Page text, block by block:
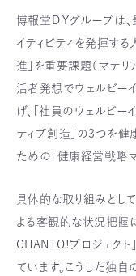
博報堂ＤＹグループは
イティビティを発揮する
進」を重要課題（マテリ
活者発想でウェルビー
げ、「社員のウェルビー
ティブ創造」の3つを健
ための「健康経営戦略
具体的な取り組みとして
よる客観的な状況把握
CHANTO!プロジェクト
ています。こうした独